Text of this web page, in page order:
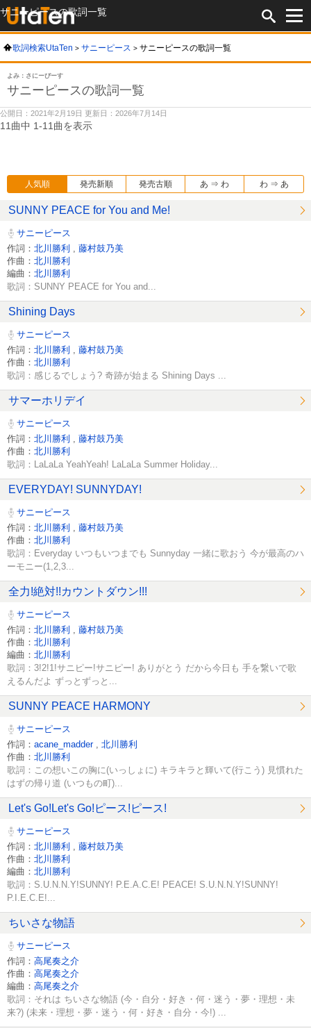
サニーピースの歌詞一覧
歌詞検索UtaTen サニーピース サニーピースの歌詞一覧
よみ：さにーぴーす
サニーピースの歌詞一覧
公開日：2021年2月19日 更新日：2026年7月14日
11曲中 1-11曲を表示
人気順 発売新順 発売古順 あ ⇒ わ わ ⇒ あ
SUNNY PEACE for You and Me!
サニーピース
作詞： 北川勝利
藤村鼓乃美
作曲： 北川勝利
編曲： 北川勝利
歌詞：SUNNY PEACE for You and...
Shining Days
サニーピース
作詞： 北川勝利
藤村鼓乃美
作曲： 北川勝利
歌詞：感じるでしょう? 奇跡が始まる Shining Days ...
サマーホリデイ
サニーピース
作詞： 北川勝利
藤村鼓乃美
作曲： 北川勝利
歌詞：LaLaLa YeahYeah! LaLaLa Summer Holiday...
EVERYDAY! SUNNYDAY!
サニーピース
作詞： 北川勝利
藤村鼓乃美
作曲： 北川勝利
歌詞：Everyday いつもいつまでも Sunnyday 一緒に歌おう 今が最高のハ
ーモニー(1,2,3...
全力!絶対!!カウントダウン!!!
サニーピース
作詞： 北川勝利
藤村鼓乃美
作曲： 北川勝利
編曲： 北川勝利
歌詞：3!2!1!サニピー!サニピー! ありがとう だから今日も 手を繋いで歌
えるんだよ ずっとずっと...
SUNNY PEACE HARMONY
サニーピース
作詞： acane_madder
北川勝利
作曲： 北川勝利
歌詞：この想いこの胸に(いっしょに) キラキラと輝いて(行こう) 見慣れた
はずの帰り道 (いつもの町)...
Let's Go!Let's Go!ピース!ピース!
サニーピース
作詞： 北川勝利
藤村鼓乃美
作曲： 北川勝利
編曲： 北川勝利
歌詞：S.U.N.N.Y!SUNNY! P.E.A.C.E! PEACE! S.U.N.N.Y!SUNNY!
P.I.E.C.E!...
ちいさな物語
サニーピース
作詞： 高尾奏之介
作曲： 高尾奏之介
編曲： 高尾奏之介
歌詞：それは ちいさな物語 (今・自分・好き・何・迷う・夢・理想・未
来?) (未来・理想・夢・迷う・何・好き・自分・今!) ...